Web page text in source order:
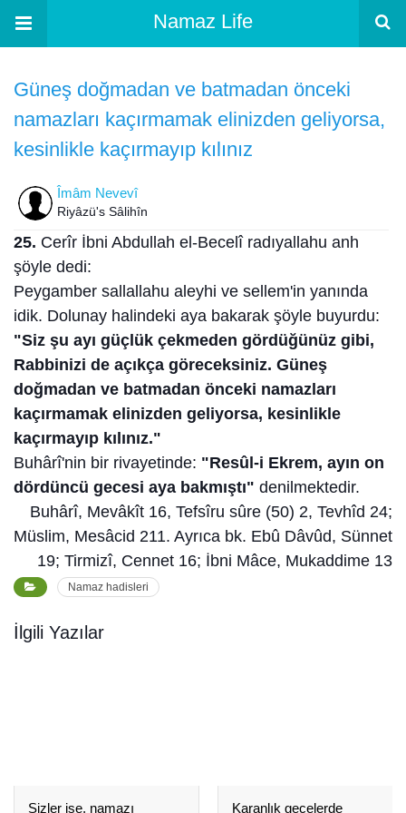
Namaz Life
Güneş doğmadan ve batmadan önceki
namazları kaçırmamak elinizden geliyorsa,
kesinlikle kaçırmayıp kılınız
Îmâm Nevevî
Riyâzü's Sâlihîn
25. Cerîr İbni Abdullah el-Becelî radıyallahu anh
şöyle dedi:
Peygamber sallallahu aleyhi ve sellem'in yanında
idik. Dolunay halindeki aya bakarak şöyle buyurdu:
"Siz şu ayı güçlük çekmeden gördüğünüz gibi,
Rabbinizi de açıkça göreceksiniz. Güneş
doğmadan ve batmadan önceki namazları
kaçırmamak elinizden geliyorsa, kesinlikle
kaçırmayıp kılınız."
Buhârî'nin bir rivayetinde: "Resûl-i Ekrem, ayın on
dördüncü gecesi aya bakmıştı" denilmektedir.
Buhârî, Mevâkît 16, Tefsîru sûre (50) 2, Tevhîd 24;
Müslim, Mesâcid 211. Ayrıca bk. Ebû Dâvûd, Sünnet
19; Tirmizî, Cennet 16; İbni Mâce, Mukaddime 13
Namaz hadisleri
İlgili Yazılar
Sizler ise, namazı
Karanlık gecelerde